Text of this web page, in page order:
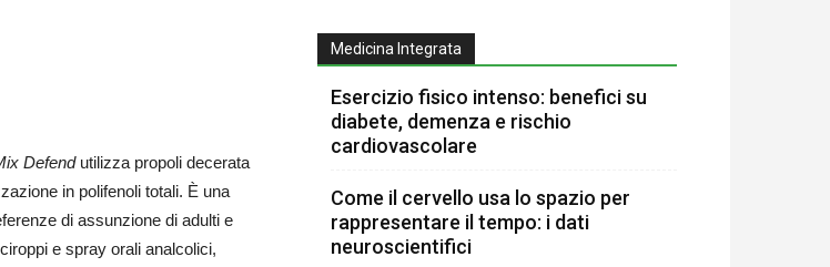
Defendutilizza propoli decerata
in polifenoli totali. È una
di assunzione di adulti e
e spray orali analcolici,
Medicina Integrata
Esercizio fisico intenso: benefici su
diabete, demenza e rischio
cardiovascolare
Come il cervello usa lo spazio per
rappresentare il tempo: i dati
neuroscientifici